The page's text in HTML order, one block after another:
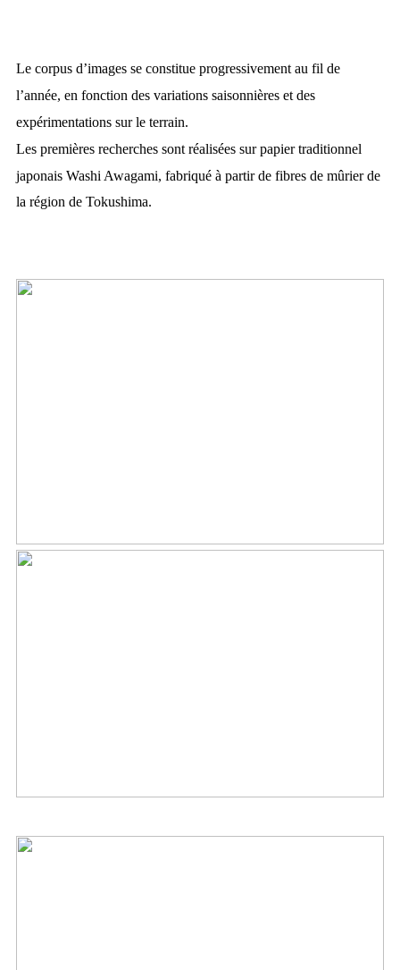
Le corpus d’images se constitue progressivement au fil de
l’année, en fonction des variations saisonnières et des
expérimentations sur le terrain.
Les premières recherches sont réalisées sur papier traditionnel
japonais Washi Awagami, fabriqué à partir de fibres de mûrier de
la région de Tokushima.